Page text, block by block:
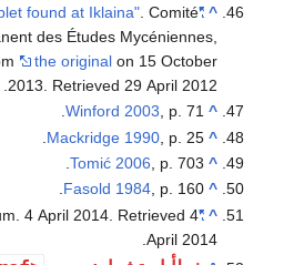
^
"New Linear B tablet found at Iklaina"
. Comité
des Études Mycéniennes,
the original on 15 October
2013 . Retrieved 29 April 2012
^
Winford 2003, p. 71.
^
Mackridge 1990 , p. 25.
^
Tomić 2006 , p. 703.
^
Fasold 1984, p. 160.
^
"Greece"
4 April 2014 . Retrieved4
April 2014
.